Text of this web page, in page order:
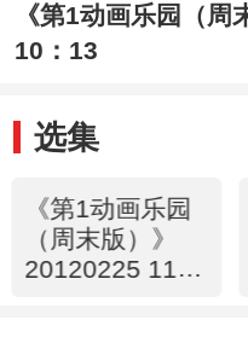
《第1动画乐园（
10：13
选集
《第1动画乐园
（周末版）》
20120225 11：